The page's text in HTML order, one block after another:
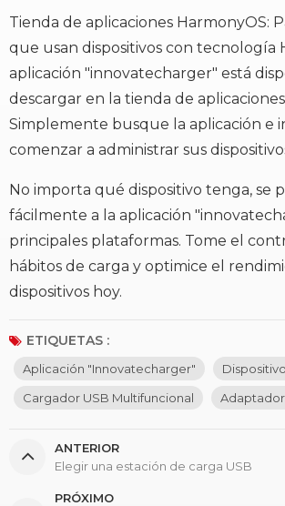
Tienda de aplicaciones HarmonyOS:
que usan dispositivos con tecnología
aplicación "innovatecharger" está
descargar en la tienda de
Simplemente busque la aplicación e
comenzar a administrar sus
No importa qué dispositivo tenga, se
fácilmente a la aplicación
principales plataformas. Tome el
hábitos de carga y optimice el
dispositivos hoy.
ETIQUETAS :
Aplicación "innovatecharger"
Cargador USB Multifuncional
Adaptador
ANTERIOR
Elegir una estación de carga USB
PRÓXIMO